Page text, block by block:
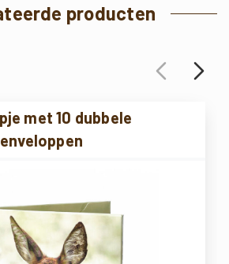
producten
met 10 dubbele